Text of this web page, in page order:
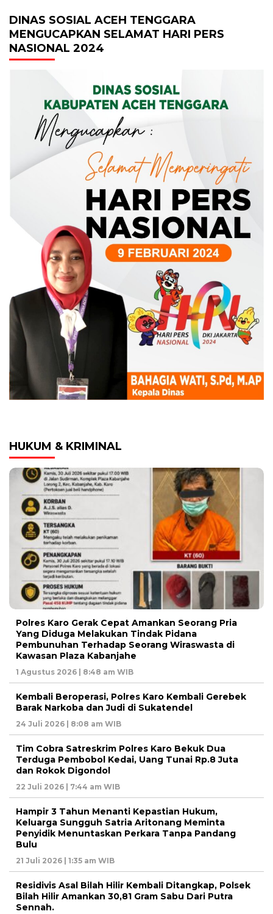
DINAS SOSIAL ACEH TENGGARA
MENGUCAPKAN SELAMAT HARI PERS
NASIONAL 2024
HUKUM & KRIMINAL
Polres Karo Gerak Cepat Amankan Seorang Pria
Yang Diduga Melakukan Tindak Pidana
Pembunuhan Terhadap Seorang Wiraswasta di
Kawasan Plaza Kabanjahe
1 Agustus 2026 | 8:48 am WIB
Kembali Beroperasi, Polres Karo Kembali Gerebek
Barak Narkoba dan Judi di Sukatendel
24 Juli 2026 | 8:08 am WIB
Tim Cobra Satreskrim Polres Karo Bekuk Dua
Terduga Pembobol Kedai, Uang Tunai Rp.8 Juta
dan Rokok Digondol
22 Juli 2026 | 7:44 am WIB
Hampir 3 Tahun Menanti Kepastian Hukum,
Keluarga Sungguh Satria Aritonang Meminta
Penyidik Menuntaskan Perkara Tanpa Pandang
Bulu
21 Juli 2026 | 1:35 am WIB
Residivis Asal Bilah Hilir Kembali Ditangkap, Polsek
Bilah Hilir Amankan 30,81 Gram Sabu Dari Putra
Sennah.